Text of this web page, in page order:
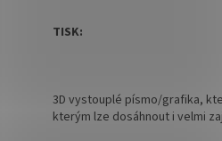
TISK:
3D vystouplé písmo/grafika,
kterým lze dosáhnout i velmi